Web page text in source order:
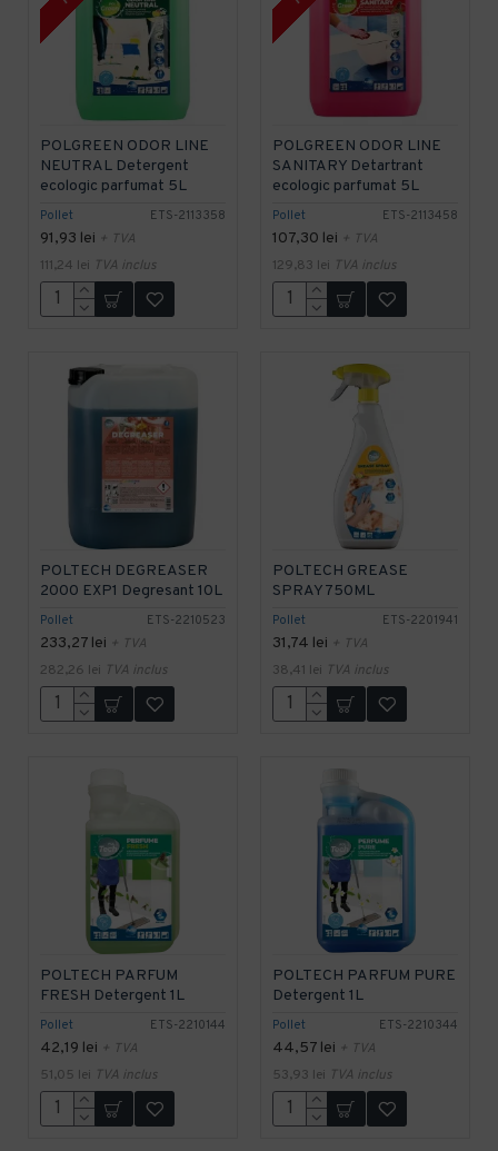
Pollet ETS-2113358
POLGREEN ODOR LINE
NEUTRAL Detergent
ecologic parfumat 5L
91,93 lei + TVA
111,24 lei TVA inclus
Pollet ETS-2113458
POLGREEN ODOR LINE
SANITARY Detartrant
ecologic parfumat 5L
107,30 lei + TVA
129,83 lei TVA inclus
Pollet ETS-2210523
POLTECH DEGREASER
2000 EXP1 Degresant 10L
233,27 lei + TVA
282,26 lei TVA inclus
Pollet ETS-2201941
POLTECH GREASE
SPRAY 750ML
31,74 lei + TVA
38,41 lei TVA inclus
Pollet ETS-2210144
POLTECH PARFUM
FRESH Detergent 1L
42,19 lei + TVA
51,05 lei TVA inclus
Pollet ETS-2210344
POLTECH PARFUM PURE
Detergent 1L
44,57 lei + TVA
53,93 lei TVA inclus